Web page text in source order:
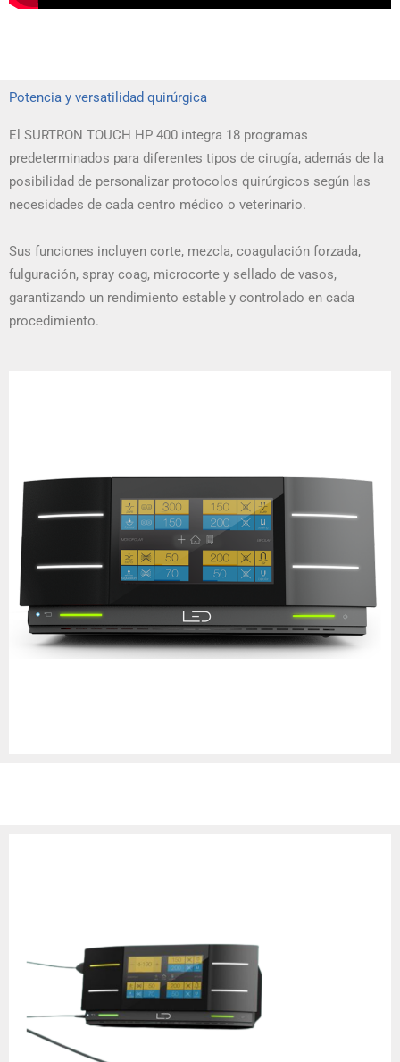
Potencia y versatilidad quirúrgica
El SURTRON TOUCH HP 400 integra 18 programas
predeterminados para diferentes tipos de cirugía, además de la
posibilidad de personalizar protocolos quirúrgicos según las
necesidades de cada centro médico o veterinario.
Sus funciones incluyen corte, mezcla, coagulación forzada,
fulguración, spray coag, microcorte y sellado de vasos,
garantizando un rendimiento estable y controlado en cada
procedimiento.